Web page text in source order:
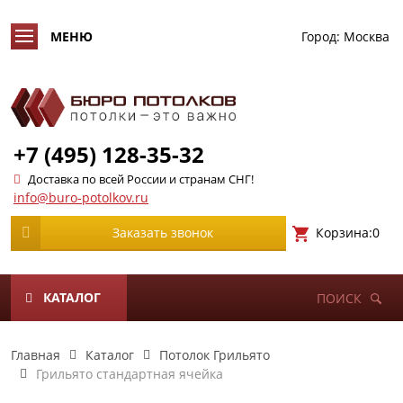
Город: Москва
+7 (495) 128-35-32
Доставка по всей России и странам СНГ!
info@buro-potolkov.ru
Заказать звонок Корзина:0
КАТАЛОГ ПОИСК
Главная Каталог
Потолок Грильято
Грильято стандартная ячейка